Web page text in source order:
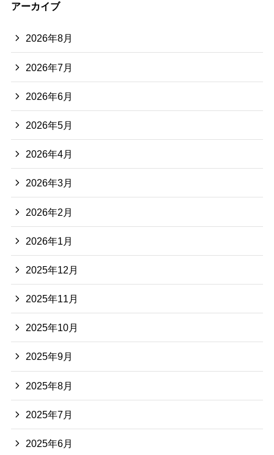
アーカイブ
2026年8月
2026年7月
2026年6月
2026年5月
2026年4月
2026年3月
2026年2月
2026年1月
2025年12月
2025年11月
2025年10月
2025年9月
2025年8月
2025年7月
2025年6月